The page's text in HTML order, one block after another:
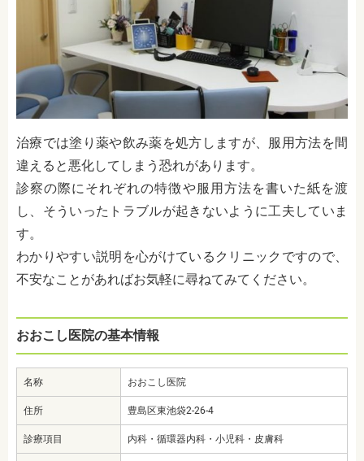
治療では塗り薬や飲み薬を処方しますが、服用方法を間
違えると悪化してしまう恐れがあります。
診察の際にそれぞれの特徴や服用方法を書いた紙を渡
し、そういったトラブルが起きないように工夫していま
す。
わかりやすい説明を心がけているクリニックですので、
不安なことがあればお気軽に尋ねてみてください。
おおこし医院の基本情報
名称 おおこし医院
住所 豊島区東池袋2-26-4
診療項目 内科・循環器内科・小児科・皮膚科